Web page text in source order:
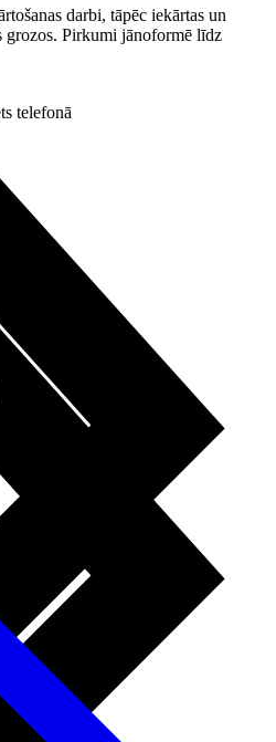
darbi, tāpēc iekārtas un
grozos. Pirkumi jānoformē līdz
telefonā